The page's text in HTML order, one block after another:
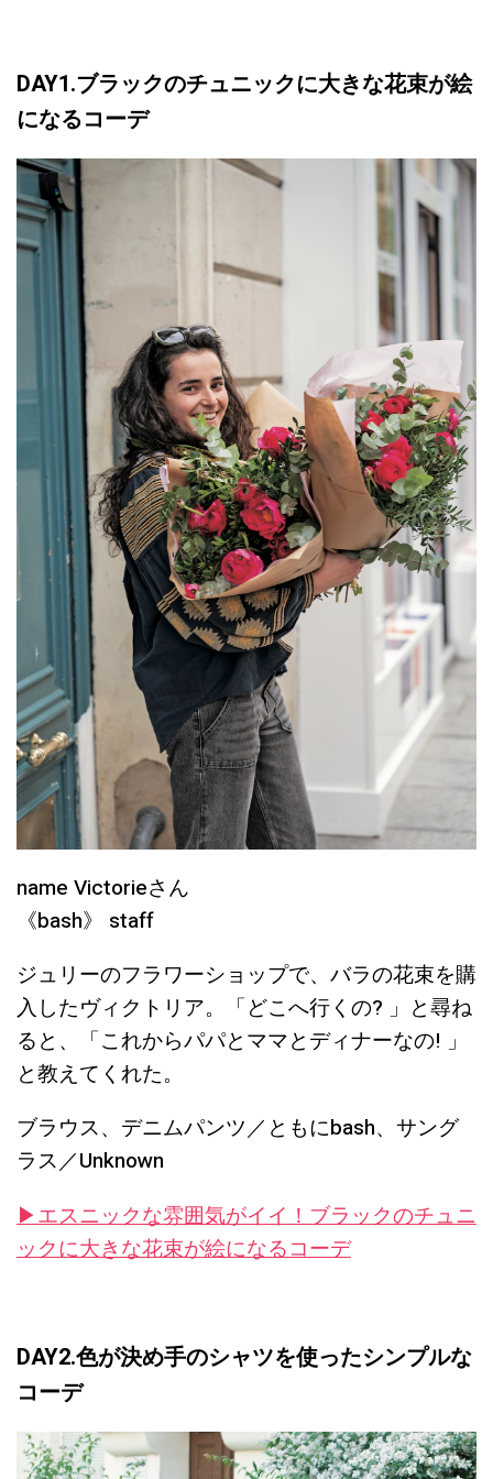
DAY1.ブラックのチュニックに大きな花束が絵
になるコーデ
name Victorieさん
《bash》 staff
ジュリーのフラワーショップで、バラの花束を購
入したヴィクトリア。「どこへ行くの? 」と尋ね
ると、「これからパパとママとディナーなの! 」
と教えてくれた。
ブラウス、デニムパンツ／ともにbash、サング
ラス／Unknown
▶︎エスニックな雰囲気がイイ！ブラックのチュニ
ックに大きな花束が絵になるコーデ
DAY2.色が決め手のシャツを使ったシンプルな
コーデ